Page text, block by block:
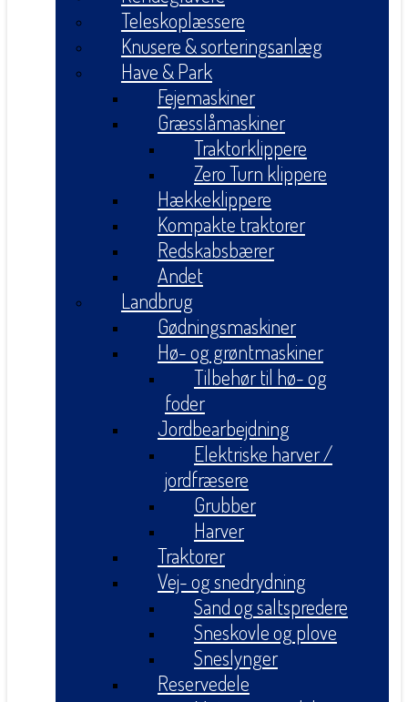
Teleskoplæssere
Knusere & sorteringsanlæg
Have & Park
Fejemaskiner
Græsslåmaskiner
Traktorklippere
Zero Turn klippere
Hækkeklippere
Kompakte traktorer
Redskabsbærer
Andet
Landbrug
Gødningsmaskiner
Hø- og grøntmaskiner
Tilbehør til hø- og
foder
Jordbearbejdning
Elektriske harver /
jordfræsere
Grubber
Harver
Traktorer
Vej- og snedrydning
Sand og saltspredere
Sneskovle og plove
Sneslynger
Reservedele